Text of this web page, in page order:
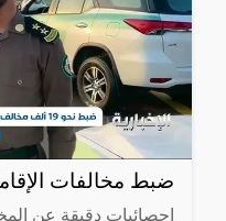
ضبط مخالفات
إحصائيات دقيقة عن